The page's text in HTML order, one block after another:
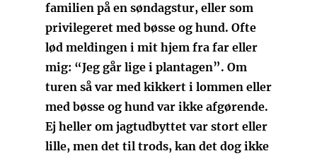
familien på en søndagstur, eller som
privilegeret med bøsse og hund. Ofte
lød meldingen i mit hjem fra far eller
mig: “Jeg går lige i plantagen”. Om
turen så var med kikkert i lommen eller
med bøsse og hund var ikke afgørende.
Ej heller om jagtudbyttet var stort eller
lille, men det til trods, kan det dog ikke